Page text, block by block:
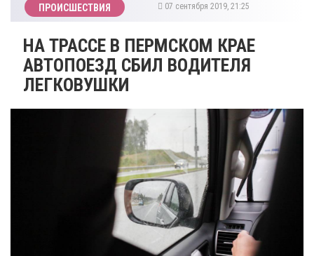
ПРОИСШЕСТВИЯ 07 сентября 2019, 21:25
НА ТРАССЕ В ПЕРМСКОМ КРАЕ
АВТОПОЕЗД СБИЛ ВОДИТЕЛЯ
ЛЕГКОВУШКИ